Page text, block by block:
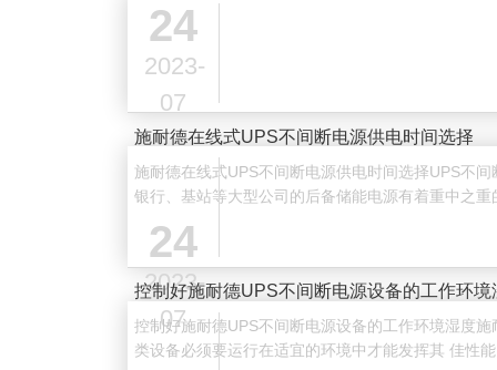
24
2023-
07
​施耐德在线式UPS不间断电源供电时间选择
施耐德在线式UPS不间断电源供电时间选择UPS不
银行、基站等大型公司的后备储能电源有着重中之
24
2023-
07
控制好施耐德UPS不间断电源设备的工作环境
控制好施耐德UPS不间断电源设备的工作环境湿度
类设备必须要运行在适宜的环境中才能发挥其 佳性